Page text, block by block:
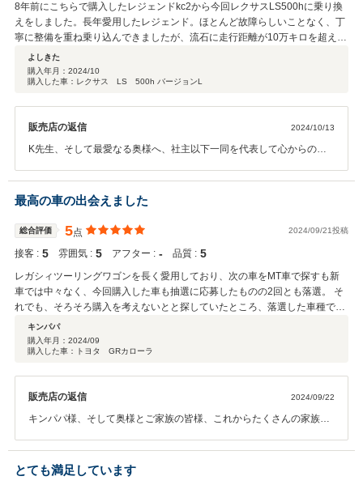
業家として成功の歩みを進める御社A代表とK社長とのふれあいの時間
は、今日より明日への勇気の糧になります。この度は本当に素晴らし
い愛車購入シーンに立ち会えて感激しました。前途洋々たる御社の歩
ちはこれまで通り、ただ謙虚にひたむきに取り組んで参ります。御社
業界とは違い、新車や輸入車ディーラーなどとも違い、当店には豪華
本槍を右手に歩んで参ります。どうか今後とも末永く、いつまでも変
わらないご支援を頂戴できれば幸いです。2024師走、素敵なコメント
の御礼を申し上げます。Happy Merry Christmas!!! 2025よいお年をお
迎えください。JPSスタッフ一同より
8年前にこちらで購入したレジェンドkc2から今回レクサスLS500hに乗り換
えをしました。長年愛用したレジェンド。ほとんど故障らしいことなく、丁
寧に整備を重ね乗り込んできましたが、流石に走行距離が10万キロを超え、
次の車をなんとなく考えていたところでした。乗り換えるならまたjpsさんの
車を、と思っていたところ、程度のよいレクサスLSを見つけ即決でした。今
回も信頼できる店長の遠藤さんに対応していただいたお陰でストレスフリー
よしきた
購入年月： 2024/10
購入した車：レクサス LS 500h バージョンL
販売店の返信 2024/10/13
K先生、そして最愛なる奥様へ、社主以下一同を代表して心からの御
8年ぶりの再会を喜びながら、相変わらずお変わりなく朗らかに優し
いK先生夫妻に筆舌に尽くし難い感謝を抱いております。今回も当店
よりご夫妻の大切な愛車をご採用いただき本当にありがとうございま
した。とても綺麗に大切にご愛用を頂きましたKC2レジェンドには、
Kご夫妻の思い出がたくさん載っていますね。今回お届けをさせて頂
いたレクサスLSでも、お二人の素敵な時間を重ねて頂ければと願うば
かりで御座います。日々刻々、季節は流れ年月が過ぎていきますが、
K先生夫妻と私どもの一期一会の良縁は、これからも変わることなく
育まれ続けると勝手ながら確信しているところで御座います。児童教
れるものでしょうか？私たちはK先生との8年間が本当にあっという間
の時間だった気がしています。それはきっと、次の8年の早さも同じ
おります！そして何よりK先生夫妻が引き続き素晴らしいカーライフ
をお過ごし下されば幸甚で御座います。当店の存在意義ともいえるK
か、今後とも末永く当店にご厚情をお寄せ頂きたいと思います。限り
ある文字数につき思いの丈の上手な表現を得ませんが、K先生、奥様
にありがとうございました。JPS遠藤
最高の車の出会えました
総合評価 5点 2024/09/21投稿
接客 : 5 雰囲気 : 5 アフター : ‐ 品質 : 5
レガシィツーリングワゴンを長く愛用しており、次の車をMT車で探すも新
車では中々なく、今回購入した車も抽選に応募したものの2回とも落選。 そ
れでも、そろそろ購入を考えないとと探していたところ、落選した車種でほ
ぼフルオプション、状態も良い車をこちらで見つけました。 お問い合わせも
沢山あるとのことで、急いで商談予約し、お店に伺いました。実際に車を見
て少し小さいとは思ったもののMT車で希望に見合う車は今の所、GRカロー
た。決意表明から納車まで一ヶ月弱。家族でワクワクしながらお店に向かい
ました。子供たちも実物を見て感激、エンジン音聞いて感激でした。 遠藤さ
思います。
キンパパ
購入年月： 2024/09
購入した車：トヨタ GRカローラ
販売店の返信 2024/09/22
キンパパ様、そして奥様とご家族の皆様、これからたくさんの家族の
めでとうございます。そして当店からお買い求めいただけたことを光
栄に嬉しく思っております。本当にありがとうございました！長らく
ご愛用されて来られましたレガシーMT車には、家族の思い出がギッシ
とても満足しています